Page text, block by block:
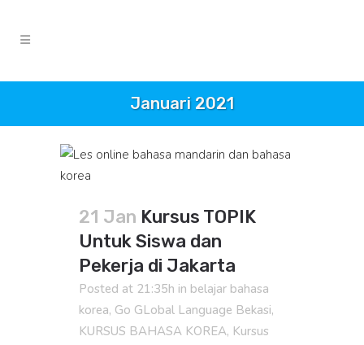
Januari 2021
21 Jan Kursus TOPIK
Untuk Siswa dan
Pekerja di Jakarta
Posted at 21:35h in belajar bahasa
korea, Go GLobal Language Bekasi,
KURSUS BAHASA KOREA, Kursus